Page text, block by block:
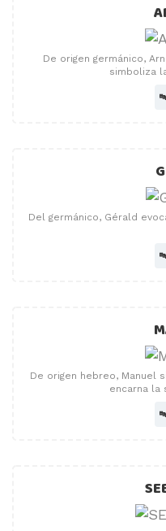
De origen germánico,
simboliza
Del germánico, Gérald
De origen hebreo, Manuel
encarna la